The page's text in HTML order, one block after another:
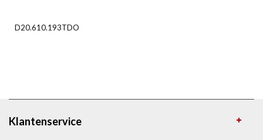
D20.610.193TDO
Klantenservice